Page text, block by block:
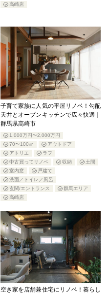
高崎店
子育て家族に人気の平屋リノベ！勾配
天井とオープンキッチンで広々快適｜
群馬県高崎市
1,000万円〜2,000万円
70〜100㎡
アウトドア
アトリエ
ラフ
中古買ってリノベ
収納
土間
室内窓
戸建て
洗面／トイレ／風呂
玄関/エントランス
群馬エリア
高崎店
空き家を店舗兼住宅にリノベ！暮らし